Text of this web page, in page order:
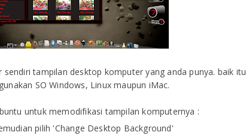
sendiri tampilan desktop komputer yang anda punya. baik itu
SO Windows, Linux maupun iMac.
untuk memodifikasi tampilan komputernya :
pilih 'Change Desktop Background'